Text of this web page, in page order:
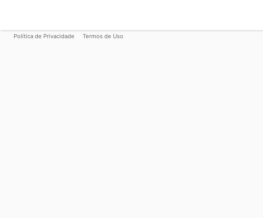
Política de Privacidade Termos de Uso